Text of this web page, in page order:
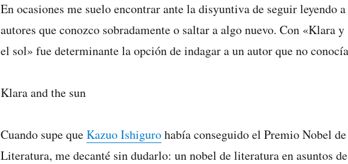
En ocasiones me suelo encontrar ante la disyuntiva de seguir leyendo a
autores que conozco sobradamente o saltar a algo nuevo. Con «Klara y
el sol» fue determinante la opción de indagar a un autor que no
Klara and the sun
Cuando supe queKazuo Ishigurohabía conseguido el Premio Nobel de
Literatura, me decanté sin dudarlo: un nobel de literatura en asuntos de